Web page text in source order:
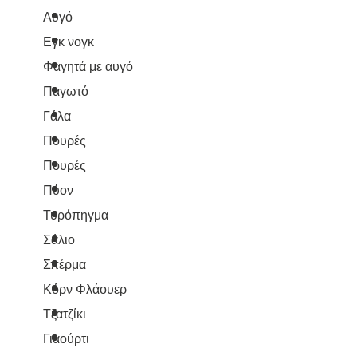
Αυγό
Εγκ νογκ
Φαγητά με αυγό
Παγωτό
Γάλα
Πουρές
Πουρές
Πύον
Τυρόπηγμα
Σάλιο
Σπέρμα
Κόρν Φλάουερ
Τζατζίκι
Γιαούρτι